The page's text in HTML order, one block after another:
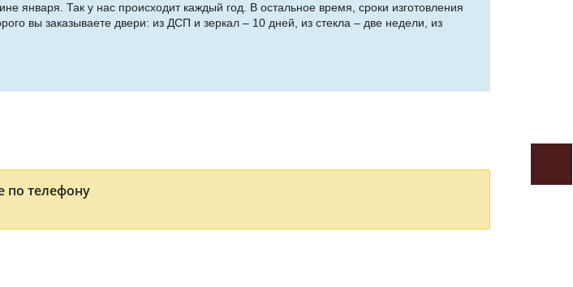
января. Так у нас происходит каждый год. В остальное время, сроки изготовления
вы заказываете двери: из ДСП и зеркал – 10 дней, из стекла – две недели, из
по телефону